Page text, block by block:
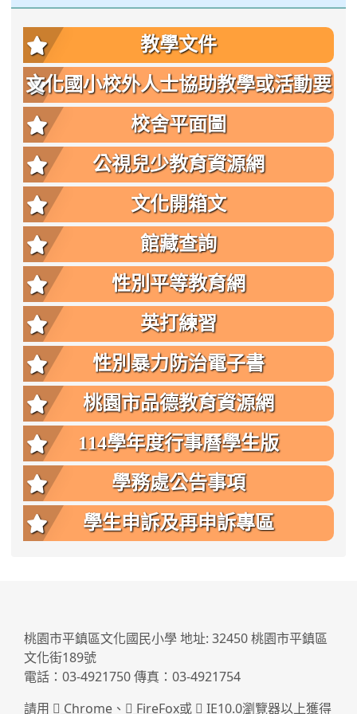
教學文件
文化國小校外人士協助教學或活動要
點
校舍平面圖
公視兒少教育資源網
文化開箱文
館藏查詢
性別平等教育網
英打練習
性別暴力防治電子書
桃園市品德教育資源網
114學年度行事曆學生版
學務處公告事項
學生申訴及再申訴專區
桃園市平鎮區文化國民小學 地址: 32450 桃園市平鎮區
文化街189號
電話：03-4921750 傳真：03-4921754
請用
Chrome 、 FireFox或
IE10.0瀏覽器以上獲得